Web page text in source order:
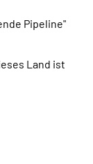
Pipeline"
Land ist